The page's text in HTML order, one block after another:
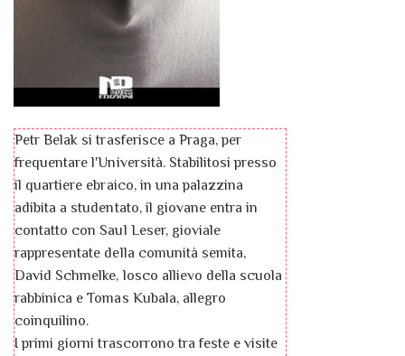
Petr Belak si trasferisce a Praga, per
frequentare l'Università. Stabilitosi presso
il quartiere ebraico, in una palazzina
adibita a studentato, il giovane entra in
contatto con Saul Leser, gioviale
rappresentate della comunità semita,
David Schmelke, losco allievo della scuola
rabbinica e Tomas Kubala, allegro
coinquilino.
I primi giorni trascorrono tra feste e visite